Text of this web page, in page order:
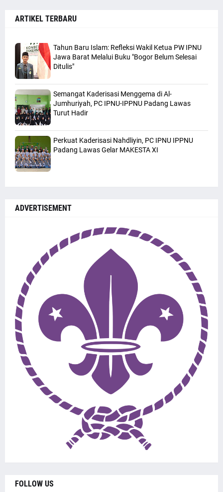
ARTIKEL TERBARU
Tahun Baru Islam: Refleksi Wakil Ketua PW IPNU
Jawa Barat Melalui Buku "Bogor Belum Selesai
Ditulis"
Semangat Kaderisasi Menggema di Al-
Jumhuriyah, PC IPNU-IPPNU Padang Lawas
Turut Hadir
Perkuat Kaderisasi Nahdliyin, PC IPNU IPPNU
Padang Lawas Gelar MAKESTA XI
ADVERTISEMENT
FOLLOW US